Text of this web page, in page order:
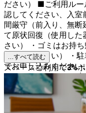
ださい） ■ご利用ルール ・予約確定後に入室方法を必ず確
認してください、入室
間厳守（前入り、無断
て原状回復（使用した
さい） ・ゴミはお持
をご持参下さい） ・
でお申し込みくださ
ていただきます。 ・
ス内のプライベートジ
仕切りができるエリア
りますので、お客様
...すべて読む
スペースご利用で3%